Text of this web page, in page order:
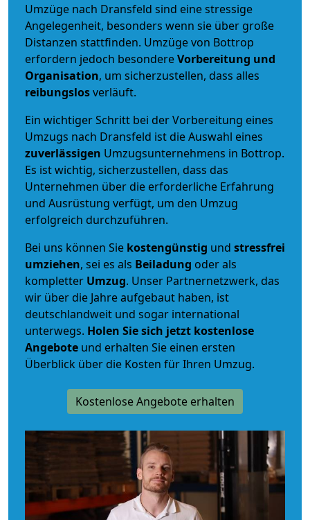
Umzüge nach Dransfeld sind eine stressige
Angelegenheit, besonders wenn sie über große
Distanzen stattfinden. Umzüge von Bottrop
erfordern jedoch besondereVorbereitung und
Organisation, um sicherzustellen, dass alles
reibungslosverläuft.
Ein wichtiger Schritt bei der Vorbereitung eines
Umzugs nach Dransfeld ist die Auswahl eines
zuverlässigen Umzugsunternehmens in Bottrop.
Es ist wichtig, sicherzustellen, dass das
Unternehmen über die erforderliche Erfahrung
und Ausrüstung verfügt, um den Umzug
erfolgreich durchzuführen.
Bei uns können Sie kostengünstig und stressfrei
umziehen, sei es als Beiladung oder als
kompletter Umzug. Unser Partnernetzwerk, das
wir über die Jahre aufgebaut haben, ist
deutschlandweit und sogar international
unterwegs. Holen Sie sich jetzt kostenlose
Angebote und erhalten Sie einen ersten
Überblick über die Kosten für Ihren Umzug.
Kostenlose Angebote erhalten